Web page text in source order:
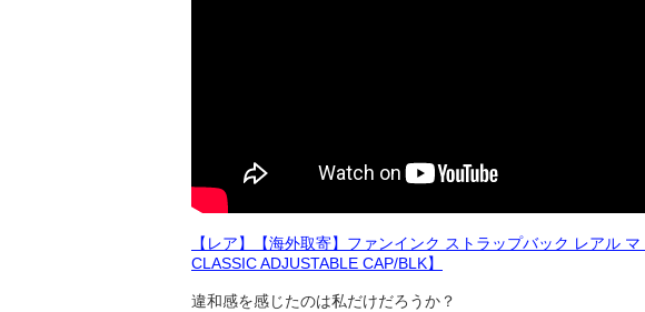
【レア】【海外取寄】ファンインク ストラップバック レアル
CLASSIC ADJUSTABLE CAP/BLK】
違和感を感じたのは私だけだろうか？